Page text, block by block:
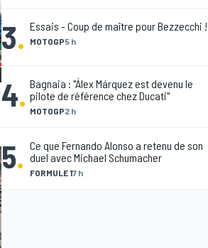
3. MOTOGP5 h
Essais - Coup de maître pour Bezzecchi !
4. MOTOGP2 h
Bagnaia : "Álex Márquez est devenu le
pilote de référence chez Ducati"
5. FORMULE 17 h
Ce que Fernando Alonso a retenu de son
duel avec Michael Schumacher